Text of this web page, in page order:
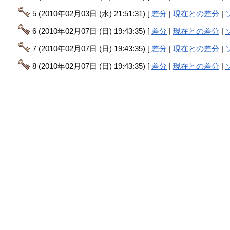
5 (2010年02月03日 (水) 21:51:31) [ 差分 |現在との差分 |
6 (2010年02月07日 (日) 19:43:35) [ 差分 |現在との差分 |
7 (2010年02月07日 (日) 19:43:35) [ 差分 |現在との差分 |
8 (2010年02月07日 (日) 19:43:35) [ 差分 |現在との差分 |